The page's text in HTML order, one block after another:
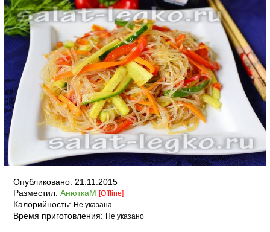
Опубликовано: 21.11.2015
Разместил: АнюткаM [Offline]
Калорийность: Не указана
Время приготовления: Не указано